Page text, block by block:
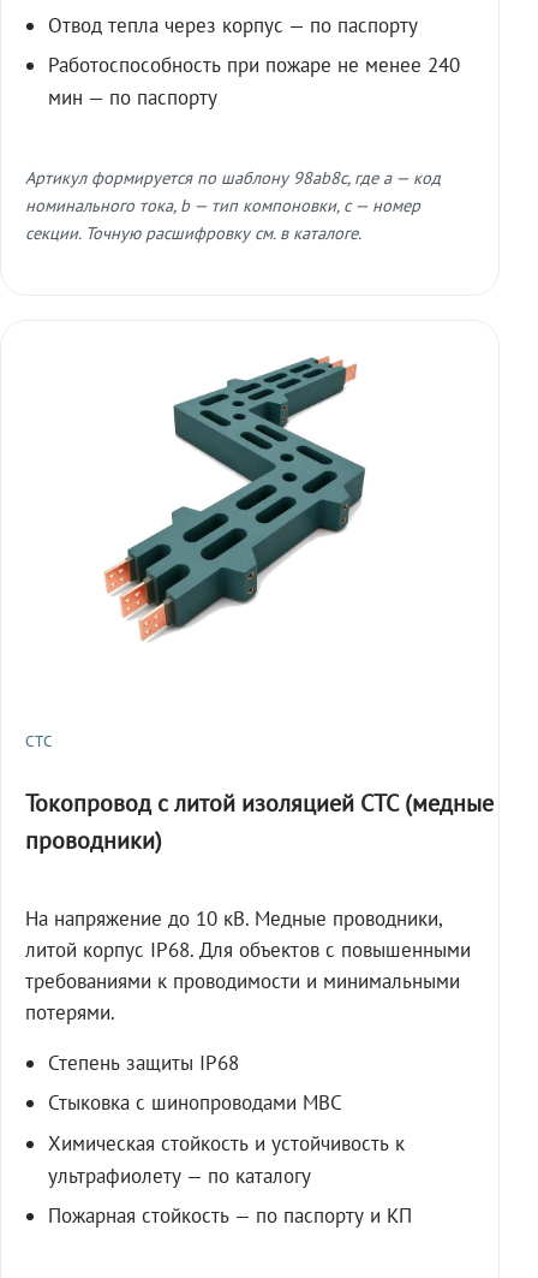
Отвод тепла через корпус — по паспорту
Работоспособность при пожаре не менее 240
мин — по паспорту
Артикул формируется по шаблону 98ab8c, где a — код
номинального тока, b — тип компоновки, c — номер
секции. Точную расшифровку см. в каталоге.
СТС
Токопровод с литой изоляцией СТС (медные
проводники)
На напряжение до 10 кВ. Медные проводники,
литой корпус IP68. Для объектов с повышенными
требованиями к проводимости и минимальными
потерями.
Степень защиты IP68
Стыковка с шинопроводами МВС
Химическая стойкость и устойчивость к
ультрафиолету — по каталогу
Пожарная стойкость — по паспорту и КП